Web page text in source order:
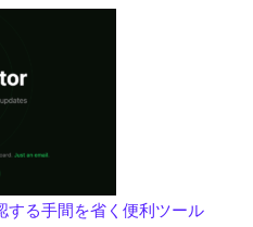
する手間を省く便利ツール